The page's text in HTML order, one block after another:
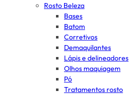
Rosto Beleza
Bases
Batom
Corretivos
Demaquilantes
Lápis e delineadores
Olhos maquiagem
Pó
Tratamentos rosto